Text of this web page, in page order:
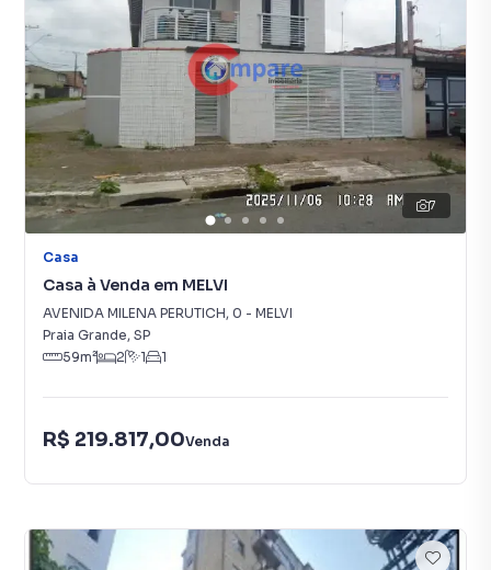
7
Casa
Casa à Venda em MELVI
AVENIDA MILENA PERUTICH, 0 - MELVI
Praia Grande, SP
59m² 2 1 1
R$ 219.817,00Venda